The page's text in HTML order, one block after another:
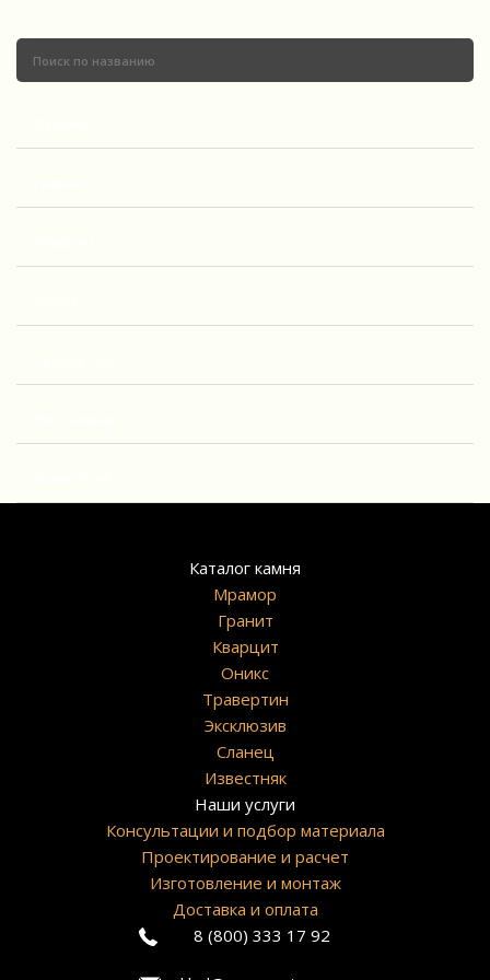
Каталог камня
Мрамор
Гранит
Кварцит
Оникс
Травертин
Эксклюзив
Сланец
Известняк
Наши услуги
Консультации и подбор материала
Проектирование и расчет
Изготовление и монтаж
Доставка и оплата
8 (800) 333 17 92